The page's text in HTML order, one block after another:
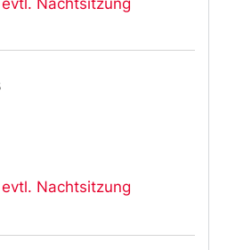
Nachtsitzung
Nachtsitzung